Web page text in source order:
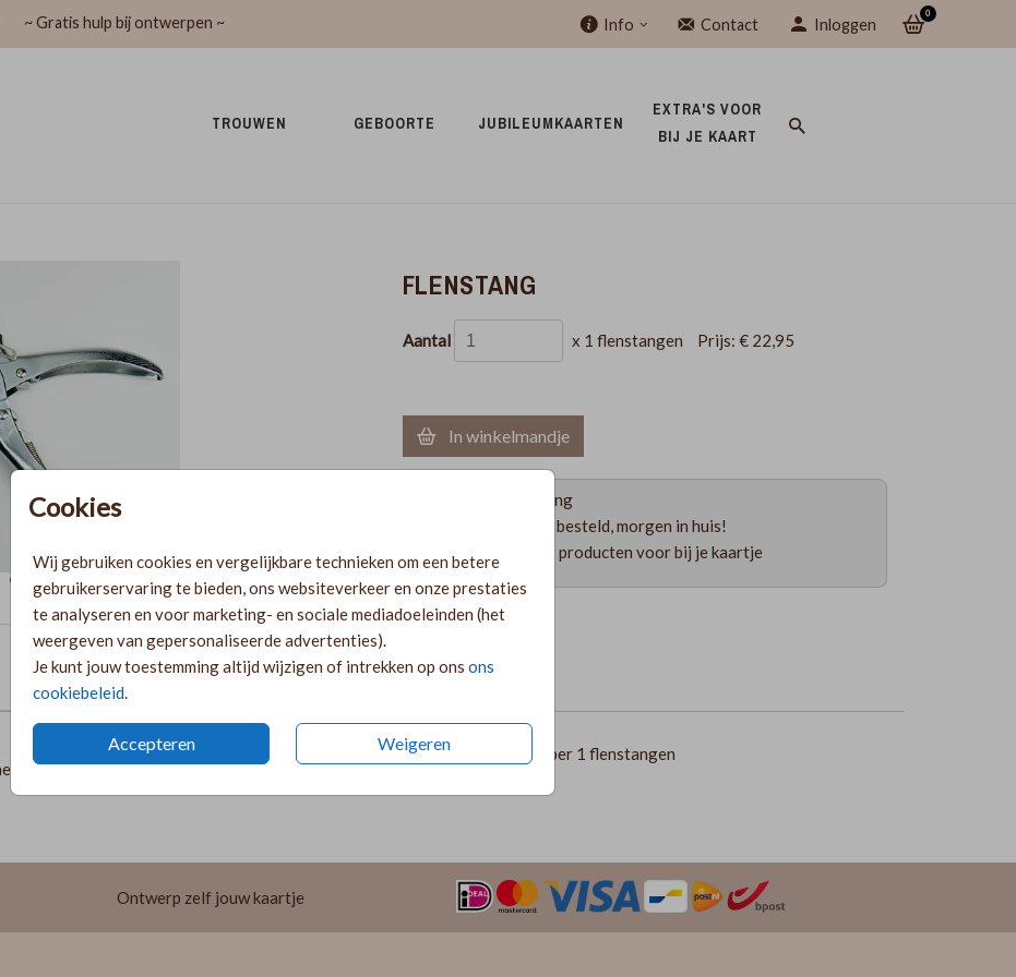
~ Gratis hulp bij ontwerpen ~ Info Contact Inloggen
0
TROUWEN GEBOORTE JUBILEUMKAARTEN
EXTRA'S VOOR
BIJ JE KAART
Cookies
Wij gebruiken cookies en vergelijkbare technieken om een betere
gebruikerservaring te bieden, ons websiteverkeer en onze prestaties
te analyseren en voor marketing- en sociale mediadoeleinden (het
weergeven van gepersonaliseerde advertenties).
Je kunt jouw toestemming altijd wijzigen of intrekken op ons ons
cookiebeleid
Accepteren Weigeren
FLENSTANG
Aantal x 1 flenstangen Prijs: € 22,95
In winkelmandje
Gratis verzending
Voor 18:00 uur besteld, morgen in huis!
Ruime keuze uit producten voor bij je kaartje
deflensringetjesom mooie gaatjes te maken en
Prijs: per 1 flenstangen
Ontwerp zelf jouw kaartje